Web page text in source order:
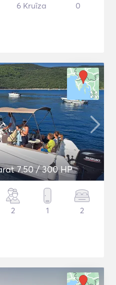
6 Kruīza 0
7.50 / 300 HP
2 1 2